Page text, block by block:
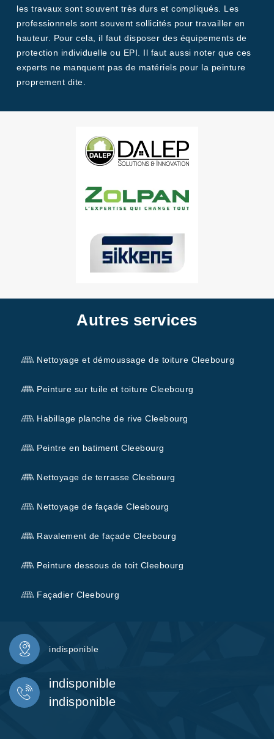
les travaux sont souvent très durs et compliqués. Les
professionnels sont souvent sollicités pour travailler en
hauteur. Pour cela, il faut disposer des équipements de
protection individuelle ou EPI. Il faut aussi noter que ces
experts ne manquent pas de matériels pour la peinture
proprement dite.
Autres services
Nettoyage et démoussage de toiture Cleebourg
Peinture sur tuile et toiture Cleebourg
Habillage planche de rive Cleebourg
Peintre en batiment Cleebourg
Nettoyage de terrasse Cleebourg
Nettoyage de façade Cleebourg
Ravalement de façade Cleebourg
Peinture dessous de toit Cleebourg
Façadier Cleebourg
indisponible
indisponible
indisponible